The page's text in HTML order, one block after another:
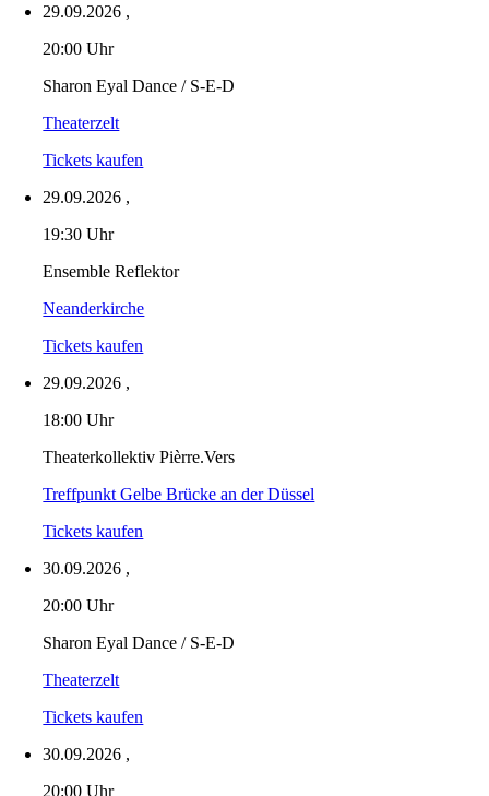
29.09.2026 ,
20:00 Uhr
Sharon Eyal Dance / S-E-D
Theaterzelt
Tickets kaufen
29.09.2026 ,
19:30 Uhr
Ensemble Reflektor
Neanderkirche
Tickets kaufen
29.09.2026 ,
18:00 Uhr
Theaterkollektiv Pièrre.Vers
Treffpunkt Gelbe Brücke an der Düssel
Tickets kaufen
30.09.2026 ,
20:00 Uhr
Sharon Eyal Dance / S-E-D
Theaterzelt
Tickets kaufen
30.09.2026 ,
20:00 Uhr